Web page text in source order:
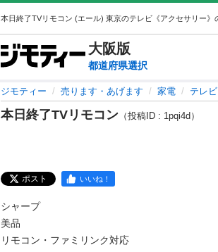
大阪版
都道府県選択
ジモティー 売ります・あげます 家電 テレビ
本日終了TVリモコン （投稿ID : 1pqi4d）
ポスト いいね！
シャープ
美品